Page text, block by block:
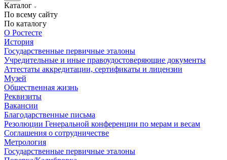
Каталог
По всему сайту
По каталогу
О Ростесте
История
Государственные первичные эталоны
Учредительные и иные правоудостоверяющие документы
Аттестаты аккредитации, сертификаты и лицензии
Музей
Общественная жизнь
Реквизиты
Вакансии
Благодарственные письма
Резолюции Генеральной конференции по мерам и весам
Соглашения о сотрудничестве
Метрология
Государственные первичные эталоны